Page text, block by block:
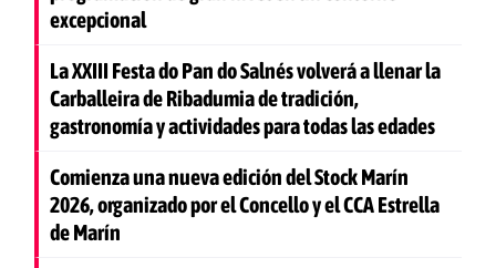
excepcional
La XXIII Festa do Pan do Salnés volverá a llenar la
Carballeira de Ribadumia de tradición,
gastronomía y actividades para todas las edades
Comienza una nueva edición del Stock Marín
2026, organizado por el Concello y el CCA Estrella
de Marín